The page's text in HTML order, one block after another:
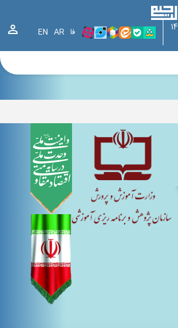
پژوهش و برنامه ریزی آموزشی ، سازمان
پژوهش و برنامه‌ریزی آموزشی،اخبار سازمان
EN AR فا
15